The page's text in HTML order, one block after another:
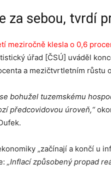
za sebou, tvrdí
meziročně klesla o 0,6
úřad [ČSÚ] uváděl
a mezičtvrtletním růstu
bohužel tuzemskému
předcovidovou úroveň,“
„začínají a končí u
„Inflací způsobený propad